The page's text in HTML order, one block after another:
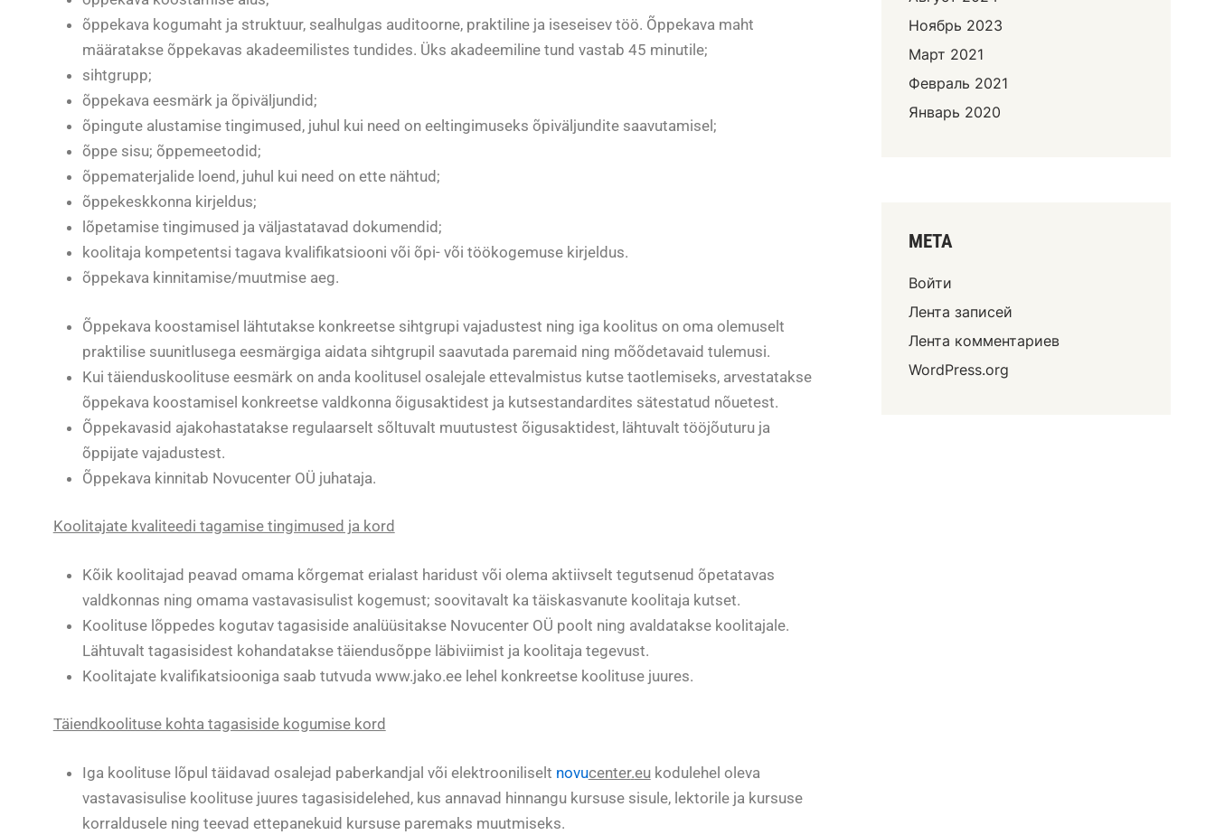
õppekava kogumaht ja struktuur, sealhulgas auditoorne, praktiline ja iseseisev töö. Õppekava maht
määratakse õppekavas akadeemilistes tundides. Üks akadeemiline tund vastab 45 minutile;
sihtgrupp;
õppekava eesmärk ja õpiväljundid;
õpingute alustamise tingimused, juhul kui need on eeltingimuseks õpiväljundite saavutamisel;
õppe sisu; õppemeetodid;
õppematerjalide loend, juhul kui need on ette nähtud;
õppekeskkonna kirjeldus;
lõpetamise tingimused ja väljastatavad dokumendid;
koolitaja kompetentsi tagava kvalifikatsiooni või õpi- või töökogemuse kirjeldus.
õppekava kinnitamise/muutmise aeg.
Õppekava koostamisel lähtutakse konkreetse sihtgrupi vajadustest ning iga koolitus on oma olemuselt
praktilise suunitlusega eesmärgiga aidata sihtgrupil saavutada paremaid ning mõõdetavaid tulemusi.
Kui täienduskoolituse eesmärk on anda koolitusel osalejale ettevalmistus kutse taotlemiseks, arvestatakse
õppekava koostamisel konkreetse valdkonna õigusaktidest ja kutsestandardites sätestatud nõuetest.
Õppekavasid ajakohastatakse regulaarselt sõltuvalt muutustest õigusaktidest, lähtuvalt tööjõuturu ja
õppijate vajadustest.
Õppekava kinnitab Novucenter OÜ juhataja.
Koolitajate kvaliteedi tagamise tingimused ja kord
Kõik koolitajad peavad omama kõrgemat erialast haridust või olema aktiivselt tegutsenud õpetatavas
valdkonnas ning omama vastavasisulist kogemust; soovitavalt ka täiskasvanute koolitaja kutset.
Koolituse lõppedes kogutav tagasiside analüüsitakse Novucenter OÜ poolt ning avaldatakse koolitajale.
Lähtuvalt tagasisidest kohandatakse täiendusõppe läbiviimist ja koolitaja tegevust.
Koolitajate kvalifikatsiooniga saab tutvuda www.jako.ee lehel konkreetse koolituse juures.
Täiendkoolituse kohta tagasiside kogumise kord
Iga koolituse lõpul täidavad osalejad paberkandjal või elektrooniliselt novucenter.eukodulehel oleva
vastavasisulise koolituse juures tagasisidelehed, kus annavad hinnangu kursuse sisule, lektorile ja kursuse
korraldusele ning teevad ettepanekuid kursuse paremaks muutmiseks.
Ноябрь 2023
Март 2021
Февраль 2021
Январь 2020
МЕТА
Войти
Лента записей
Лента комментариев
WordPress.org